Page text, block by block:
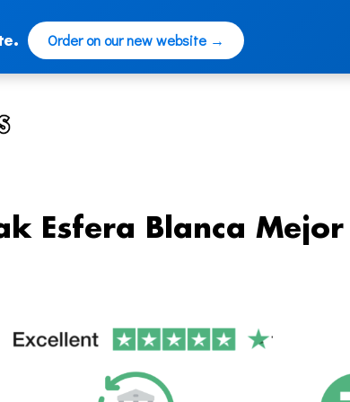
Order on our new website →
Esfera Blanca Mejor